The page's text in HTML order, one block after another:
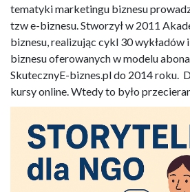
tematyki marketingu biznesu
tzw e-biznesu. Stworzył w 2011
biznesu, realizując cykl 30 wykładów
biznesu oferowanych w modelu
SkutecznyE-biznes.pl do 2014 roku.
kursy online. Wtedy to było